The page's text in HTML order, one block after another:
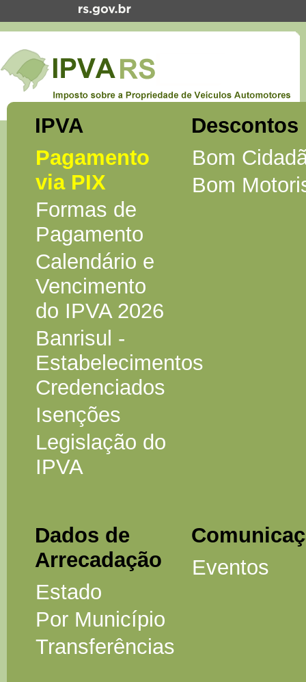
IPVA
Pagamento
via PIX
Formas de
Pagamento
Calendário e
Vencimento
do IPVA 2026
Banrisul -
Estabelecimentos
Credenciados
Isenções
Legislação do
IPVA
Descontos
Bom
Bom
Dados de
Arrecadação
Estado
Por Município
Transferências
Eventos